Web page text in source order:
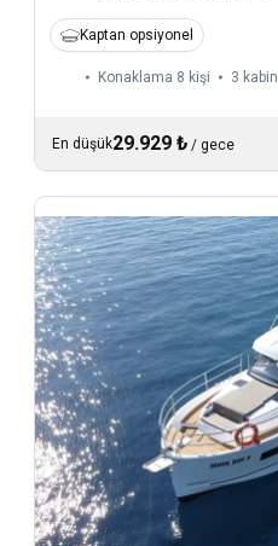
Kaptan opsiyonel
Konaklama 8 kişi 3 kabin
En düşük29.929 ₺ / gece